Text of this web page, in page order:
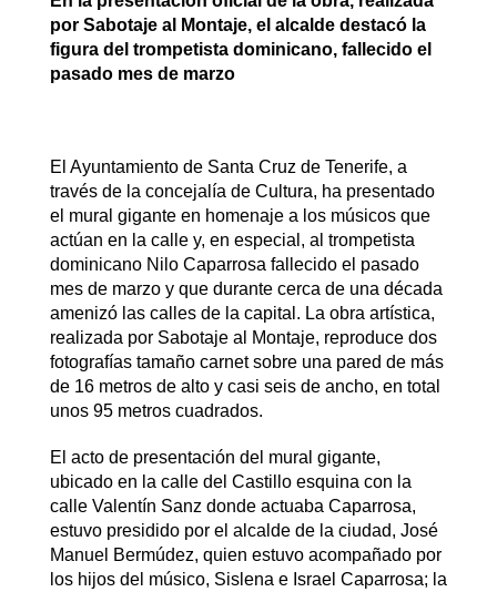
por Sabotaje al Montaje, el alcalde destacó la
figura del trompetista dominicano, fallecido el
pasado mes de marzo
El Ayuntamiento de Santa Cruz de Tenerife, a
través de la concejalía de Cultura, ha presentado
el mural gigante en homenaje a los músicos que
actúan en la calle y, en especial, al trompetista
dominicano Nilo Caparrosa fallecido el pasado
mes de marzo y que durante cerca de una década
amenizó las calles de la capital. La obra artística,
realizada por Sabotaje al Montaje, reproduce dos
fotografías tamaño carnet sobre una pared de más
de 16 metros de alto y casi seis de ancho, en total
unos 95 metros cuadrados.
El acto de presentación del mural gigante,
ubicado en la calle del Castillo esquina con la
calle Valentín Sanz donde actuaba Caparrosa,
estuvo presidido por el alcalde de la ciudad, José
Manuel Bermúdez, quien estuvo acompañado por
los hijos del músico, Sislena e Israel Caparrosa; la